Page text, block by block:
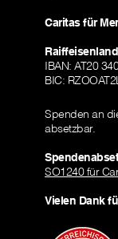
Caritas für
IBAN: AT20
BIC:
Spenden an
absetzbar.
SO1240 für
Vielen Dank